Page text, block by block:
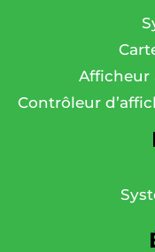
Afficheur
Contrôleur